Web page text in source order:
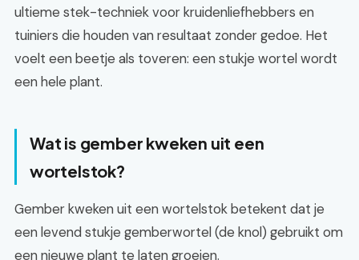
ultieme stek-techniek voor kruidenliefhebbers en
tuiniers die houden van resultaat zonder gedoe. Het
voelt een beetje als toveren: een stukje wortel wordt
een hele plant.
Wat is gember kweken uit een
wortelstok?
Gember kweken uit een wortelstok betekent dat je
een levend stukje gemberwortel (de knol) gebruikt om
een nieuwe plant te laten groeien.